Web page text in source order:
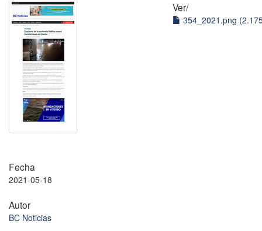
Ver/
354_2021.png
Fecha
2021-05-18
Autor
BC Noticias